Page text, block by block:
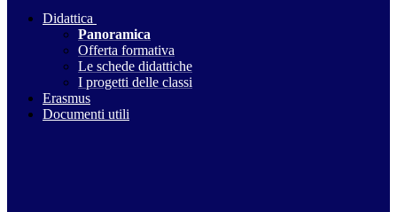
Didattica
Panoramica
Offerta formativa
Le schede didattiche
I progetti delle classi
Erasmus
Documenti utili